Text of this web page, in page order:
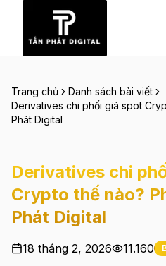
Trang chủ
Danh sách bài viết
Derivatives chi phối giá spot
Phát Digital
Derivatives chi
Crypto thế nào?
Phát Digital
18 tháng 2, 2026 11.160